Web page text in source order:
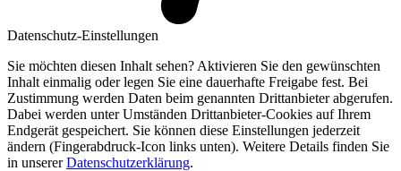
Datenschutz-Einstellungen
Sie möchten diesen Inhalt sehen? Aktivieren Sie den gewünschten
Inhalt einmalig oder legen Sie eine dauerhafte Freigabe fest. Bei
Zustimmung werden Daten beim genannten Drittanbieter abgerufen.
Dabei werden unter Umständen Drittanbieter-Cookies auf Ihrem
Endgerät gespeichert. Sie können diese Einstellungen jederzeit
ändern (Fingerabdruck-Icon links unten). Weitere Details finden Sie
in unsererDatenschutzerklärung.